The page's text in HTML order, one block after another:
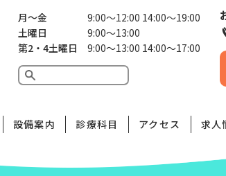
月〜金
9:00〜12:00 14:00〜19:00
土曜日
9:00〜13:00
第2・4土曜日
9:00〜13:00 14:00〜17:00
設備案内 診療科目 アクセス 求人